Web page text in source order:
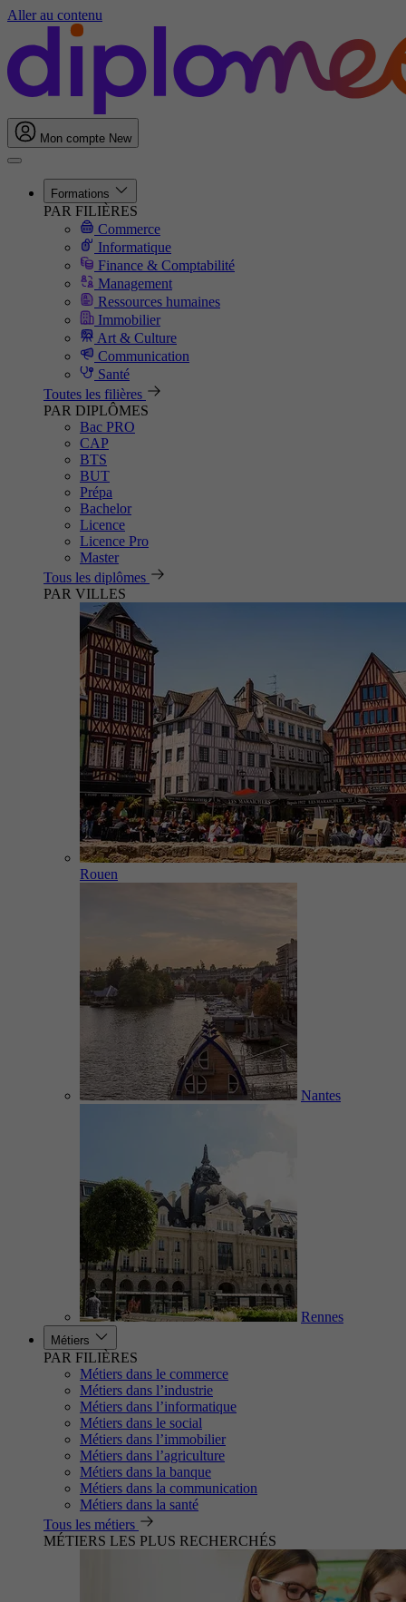
Aller au contenu
Mon compte New
Formations
PAR FILIÈRES
Commerce
Informatique
Finance & Comptabilité
Management
Ressources humaines
Immobilier
Art & Culture
Communication
Santé
Toutes les filières
PAR DIPLÔMES
Bac PRO
CAP
BTS
BUT
Prépa
Bachelor
Licence
Licence Pro
Master
Tous les diplômes
PAR VILLES
Rouen
Nantes
Rennes
Métiers
PAR FILIÈRES
Métiers dans le commerce
Métiers dans l’industrie
Métiers dans l’informatique
Métiers dans le social
Métiers dans l’immobilier
Métiers dans l’agriculture
Métiers dans la banque
Métiers dans la communication
Métiers dans la santé
Tous les métiers
MÉTIERS LES PLUS RECHERCHÉS